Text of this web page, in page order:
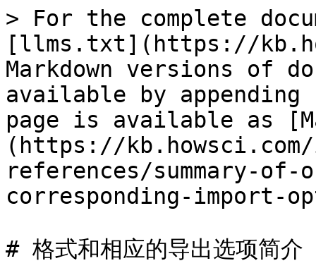
> For the complete
[llms.txt](https://
Markdown versions of
available by
page is available as
(https://
references/summary-
corresponding-import-
# 格式和相应的导出选项简介